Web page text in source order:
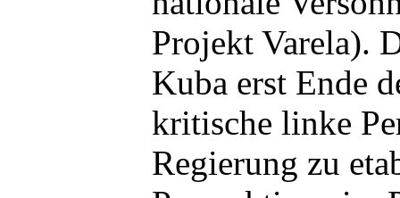
Projekt Varela).
Kuba erst Ende
kritische linke
Regierung zu